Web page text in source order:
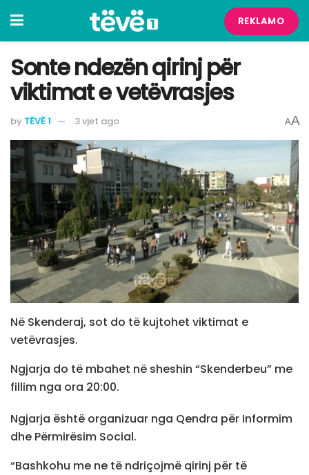
REKLAMO
​Sonte ndezën qirinj për
viktimat e vetëvrasjes
by TËVË 1 3 vjet ago AA
Në Skenderaj, sot do të kujtohet viktimat e
vetëvrasjes.
Ngjarja do të mbahet në sheshin “Skenderbeu” me
fillim nga ora 20:00.
Ngjarja është organizuar nga Qendra për Informim
dhe Përmirësim Social.
“Bashkohu me ne të ndriçojmë qirinj për të